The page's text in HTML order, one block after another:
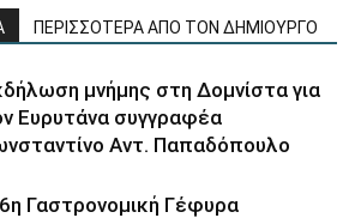
ΠΕΡΙΣΣΟΤΕΡΑ ΑΠΟ ΤΟΝ ΔΗΜΙΟΥΡΓΟ
μνήμης στη Δομνίστα για
Ευρυτάνα συγγραφέα
Αντ. Παπαδόπουλο
Γαστρονομική Γέφυρα